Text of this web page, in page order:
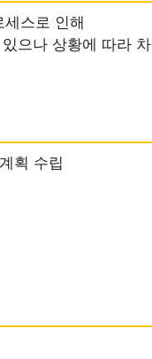
스로 인해
으나 상황에 따라 차
획 수립